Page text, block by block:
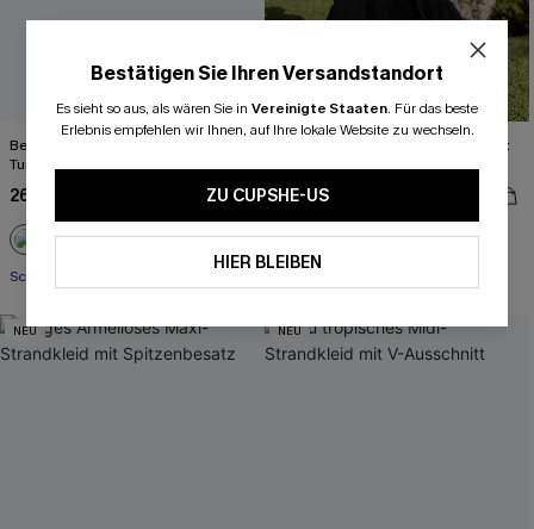
Beige Strick-Strandshorts mit
Tunnelzug
26,00 €
Schnürung
Schwarzes Ärmelloses V-Ausschnitt
42,00 €
NEU NEU
Bestätigen Sie Ihren Versandstandort
Es sieht so aus, als wären Sie in Vereinigte Staaten. Für das beste
Erlebnis empfehlen wir Ihnen, auf Ihre lokale Website zu wechseln.
ZU CUPSHE-US
HIER BLEIBEN